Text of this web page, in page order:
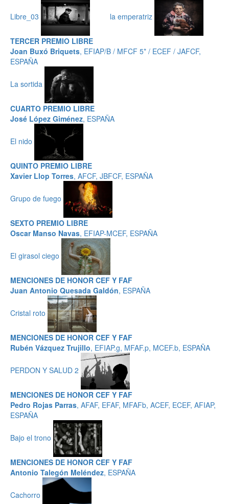
Libre_03 la emperatriz
TERCER PREMIO LIBRE
Joan Buxó Briquets, EFIAP/B / MFCF 5* / ECEF / JAFCF,
ESPAÑA
La sortida
CUARTO PREMIO LIBRE
José López Giménez, ESPAÑA
El nido
QUINTO PREMIO LIBRE
Xavier Llop Torres, AFCF, JBFCF, ESPAÑA
Grupo de fuego
SEXTO PREMIO LIBRE
Oscar Manso Navas, EFIAP-MCEF, ESPAÑA
El girasol ciego
MENCIONES DE HONOR CEF Y FAF
Juan Antonio Quesada Galdón, ESPAÑA
Cristal roto
MENCIONES DE HONOR CEF Y FAF
Rubén Vázquez Trujillo, EFIAP.g, MFAF.p, MCEF.b, ESPAÑA
PERDON Y SALUD 2
MENCIONES DE HONOR CEF Y FAF
Pedro Rojas Parras, AFAF, EFAF, MFAFb, ACEF, ECEF, AFIAP,
ESPAÑA
Bajo el trono
MENCIONES DE HONOR CEF Y FAF
Antonio Talegón Meléndez, ESPAÑA
Cachorro